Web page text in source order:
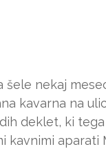
nekaj
kavarna na
deklet, ki
aparati